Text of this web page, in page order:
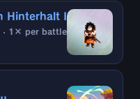
Hinterhalt I
· 1× per battle